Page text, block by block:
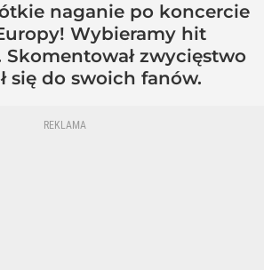
naganie po koncercie
Wybieramy hit
Skomentował zwycięstwo
się do swoich fanów.